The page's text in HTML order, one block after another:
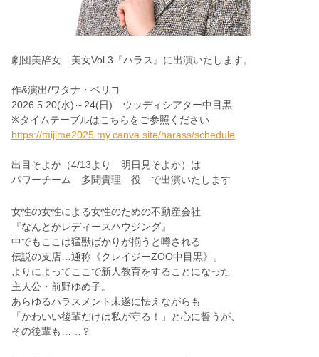
劇団美辞女 美女Vol.3『ハラス』に出演いたします。
作&演出/ワタナ・ベリヨ
2026.5.20(水)～24(日) ウッディシアター中目黒
※タイムテーブルはこちらをご参照ください
https://mijime2025.my.canva.site/harass/schedule
出目そよか（4/13より 明日見そよか）は
パワーチーム 多聞貴理 役 で出演いたします
女性の女性によ る女性のための不動産会社
『なんとかレディ ースハウジング』
中でもこ こ は猛獣ばかり が揃う と噂される
伝説の支店…通称 《ク レイジーZOO中 目黒》 。
よ り によ ってこ こ で新人教育をするこ と になった
主人公 ・ 前野ゆめ子。
あらゆるハラス メ ン ト未遂に怯え ながら も
「 かわいい後輩だけは私が守る ！ 」 と心に誓う が、
その後輩も … … ？